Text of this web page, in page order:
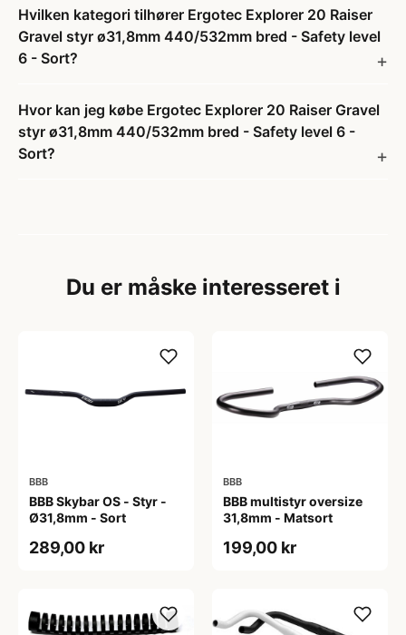
Hvilken kategori tilhører Ergotec Explorer 20 Raiser
Gravel styr ø31,8mm 440/532mm bred - Safety level
6 - Sort?
Hvor kan jeg købe Ergotec Explorer 20 Raiser Gravel
styr ø31,8mm 440/532mm bred - Safety level 6 -
Sort?
Du er måske interesseret i
BBB
BBB Skybar OS - Styr -
Ø31,8mm - Sort
289,00 kr
BBB
BBB multistyr oversize
31,8mm - Matsort
199,00 kr